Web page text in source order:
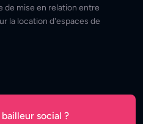
de mise en relation entre
la location d'espaces de
social ?